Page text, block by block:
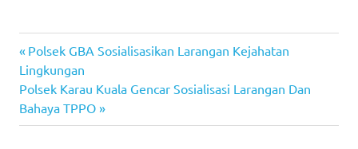
Post
navigation
Previous
Post:
Polsek GBA Sosialisasikan Larangan Kejahatan
Lingkungan
Next
Post:
Polsek Karau Kuala Gencar Sosialisasi Larangan Dan
Bahaya TPPO